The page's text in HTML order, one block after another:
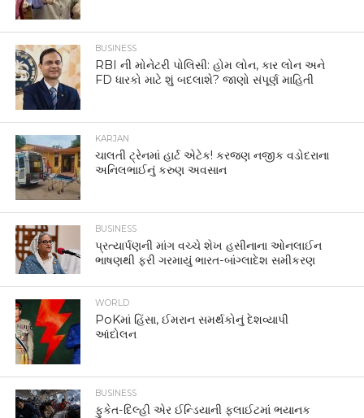
BUSINESS
RBI ની મોનેટરી પોલિસી: હોમ લોન, કાર લોન અને
FD ધારકો માટે શું બદલાશે? જાણો સંપૂર્ણ માહિતી
KARJAN
ચાલતી ટ્રેનમાં હાર્ટ એટેક! કરજણ નજીક વડોદરાના
અનિલભાઈનું કરુણ અવસાન
BUSINESS
પ્રત્યાર્પણની માંગ વચ્ચે શેખ હસીનાના ઓનલાઈન
ભાષણથી ફરી ગરમાયું ભારત-બાંગ્લાદેશ સમીકરણ
WORLD
PoKમાં હિંસા, ઈમરાન સમર્થકોનું દેશવ્યાપી
આંદોલન
BUSINESS
ફુકેત-દિલ્હી એર ઈન્ડિયાની ફ્લાઈટમાં ભયાનક